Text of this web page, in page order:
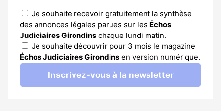
Je souhaite recevoir gratuitement la synthèse
des annonces légales parues sur les Échos
Judiciaires Girondins chaque lundi matin.
Je souhaite découvrir pour 3 mois le magazine
Échos Judiciaires Girondins en version numérique.
Inscrivez-vous à la newsletter